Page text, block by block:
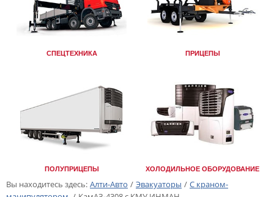
СПЕЦТЕХНИКА ПРИЦЕПЫ
ПОЛУПРИЦЕПЫ ХОЛОДИЛЬНОЕ ОБОРУДОВАНИЕ
Вы находитесь здесь: Алти-Авто / Эвакуаторы / С краном-